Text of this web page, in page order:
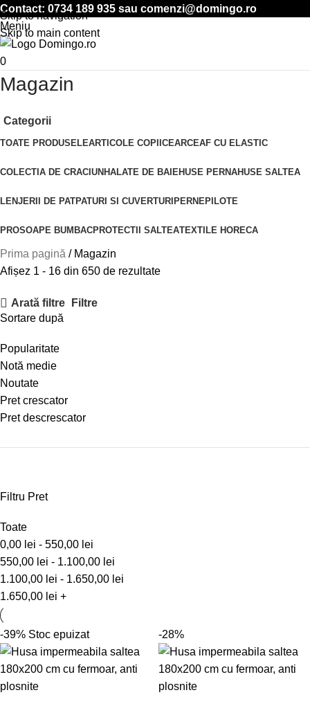
Skip to navigation
Skip to main content
Contact: 0734 189 935 sau comenzi@domingo.ro
Meniu
0
Magazin
Categorii
TOATE PRODUSELEARTICOLE COPII CEARCEAF CU ELASTIC
COLECTIA DE CRACIUN HALATE DE BAIEHUSE PERNAHUSE SALTEA
LENJERII DE PATPATURI SI CUVERTURI PERNEPILOTE
PROSOAPE BUMBACPROTECTII SALTEATEXTILE HORECA
Prima pagină
Magazin
Afișez 1 - 16 din 650 de rezultate
Arată filtre
Filtre
Sortare după
Popularitate
Notă medie
Noutate
Pret crescator
Pret descrescator
Filtru Pret
Toate
0,00 lei - 550,00 lei
550,00 lei - 1.100,00 lei
1.100,00 lei - 1.650,00 lei
1.650,00 lei +
-39% Stoc epuizat -28%